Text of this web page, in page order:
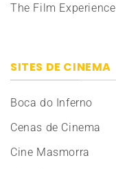
The Film Experience
SITES DE CINEMA
Boca do Inferno
Cenas de Cinema
Cine Masmorra